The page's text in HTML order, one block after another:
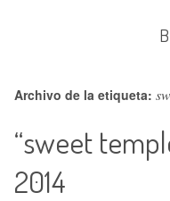
Archivo de la etiqueta:
“sweet
2014